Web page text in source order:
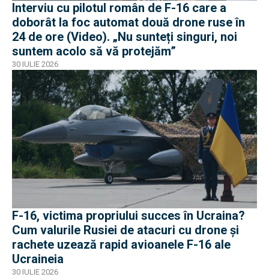
Interviu cu pilotul român de F-16 care a
doborât la foc automat două drone ruse în
24 de ore (Video). „Nu sunteți singuri, noi
suntem acolo să vă protejăm”
30 IULIE 2026
F-16, victima propriului succes în Ucraina?
Cum valurile Rusiei de atacuri cu drone și
rachete uzează rapid avioanele F-16 ale
Ucraineia
30 IULIE 2026